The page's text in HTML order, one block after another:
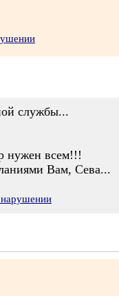
службы...
нужен всем!!!
Вам, Сева...
нарушении